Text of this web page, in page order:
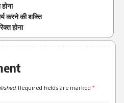
करने की शक्ति
होना
Required fields are marked *